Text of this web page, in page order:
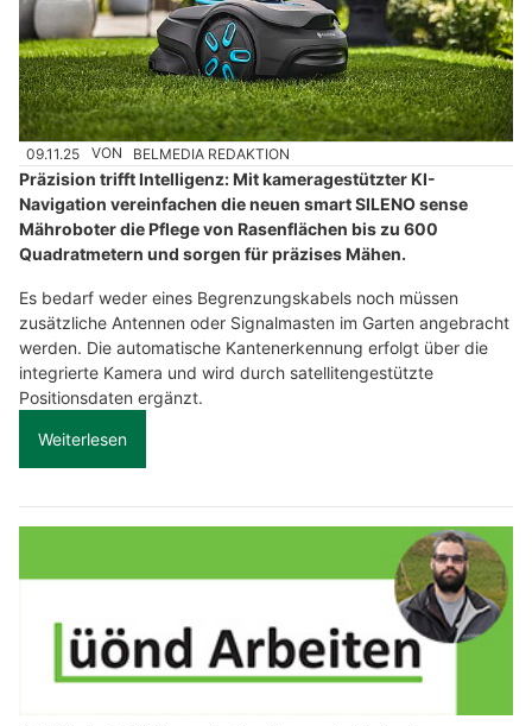
09.11.25 VON BELMEDIA REDAKTION
Präzision trifft Intelligenz: Mit kameragestützter KI-
Navigation vereinfachen die neuen smart SILENO sense
Mähroboter die Pflege von Rasenflächen bis zu 600
Quadratmetern und sorgen für präzises Mähen.
Es bedarf weder eines Begrenzungskabels noch müssen
zusätzliche Antennen oder Signalmasten im Garten angebracht
werden. Die automatische Kantenerkennung erfolgt über die
integrierte Kamera und wird durch satellitengestützte
Positionsdaten ergänzt.
Weiterlesen